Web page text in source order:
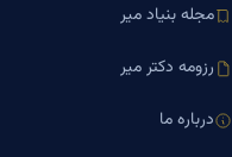
مجله بنیاد میر
رزومه دکتر میر
درباره ما